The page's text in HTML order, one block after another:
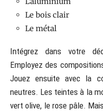
Le bois clair
Le métal
Intégrez dans votre
Employez des
Jouez ensuite avec la
neutres. Les teintes à la
vert olive, le rose pâle.